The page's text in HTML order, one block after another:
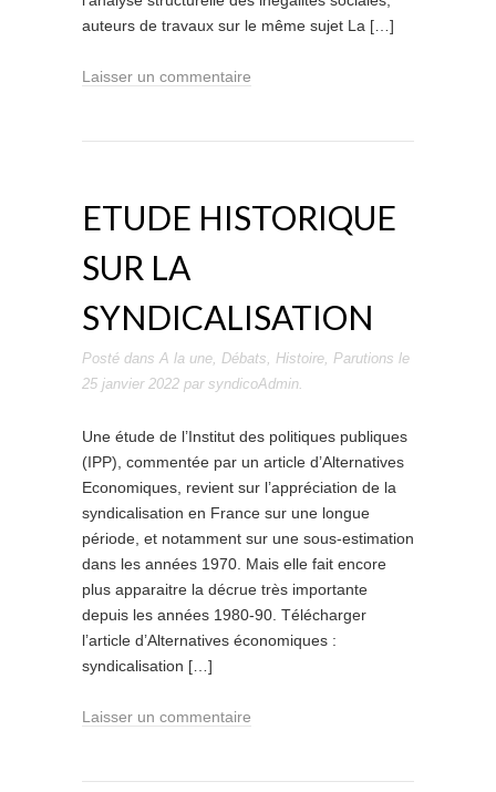
auteurs de travaux sur le même sujet La […]
Laisser un commentaire
ETUDE HISTORIQUE
SUR LA
SYNDICALISATION
Posté dans A la une, Débats, Histoire, Parutions le
25 janvier 2022 par syndicoAdmin.
Une étude de l’Institut des politiques publiques
(IPP), commentée par un article d’Alternatives
Economiques, revient sur l’appréciation de la
syndicalisation en France sur une longue
période, et notamment sur une sous-estimation
dans les années 1970. Mais elle fait encore
plus apparaitre la décrue très importante
depuis les années 1980-90. Télécharger
l’article d’Alternatives économiques :
syndicalisation […]
Laisser un commentaire